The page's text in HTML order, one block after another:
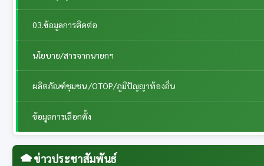
03.ข้อมูลการติดต่อ
นโยบาย/สารจากนายกฯ
ผลิตภัณฑ์ชุมชน /OTOP/ภูมิปัญญาท้องถิ่น
ข้อมูลการเลือกตั้ง
ข่าวประชาสัมพันธ์